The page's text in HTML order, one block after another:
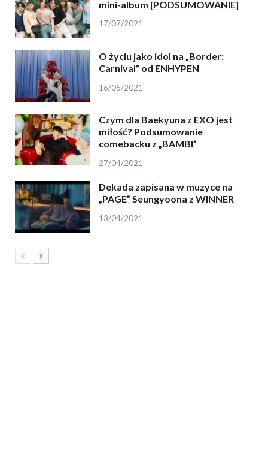
mini-album [PODSUMOWANIE]
17/07/2021
O życiu jako idol na „Border:
Carnival” od ENHYPEN
16/05/2021
Czym dla Baekyuna z EXO jest
miłość? Podsumowanie
comebacku z „BAMBI”
27/04/2021
Dekada zapisana w muzyce na
„PAGE” Seungyoona z WINNER
13/04/2021